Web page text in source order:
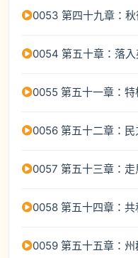
0053 第四十九章：
0054 第五十章：落入
0055 第五十一章：特
0056 第五十二章：民
0057 第五十三章：
0058 第五十四章：
0059 第五十五章：州